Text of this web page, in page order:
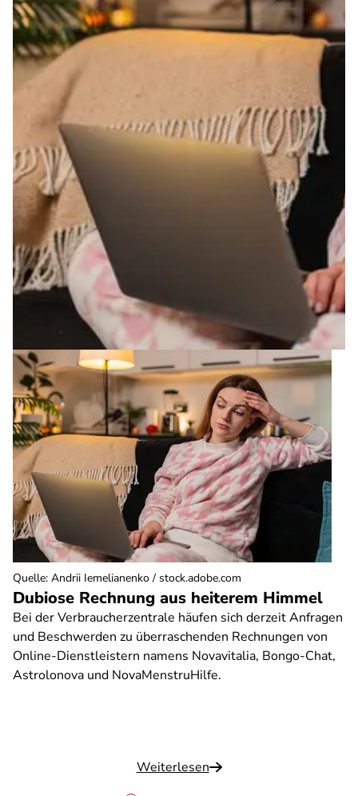
Dubiose Rechnung aus heiterem Himmel
Bei der Verbraucherzentrale häufen sich derzeit Anfragen
und Beschwerden zu überraschenden Rechnungen von
Online-Dienstleistern namens Novavitalia, Bongo-Chat,
Astrolonova und NovaMenstruHilfe.
Weiterlesen
Quelle: Andrii Iemelianenko / stock.adobe.com